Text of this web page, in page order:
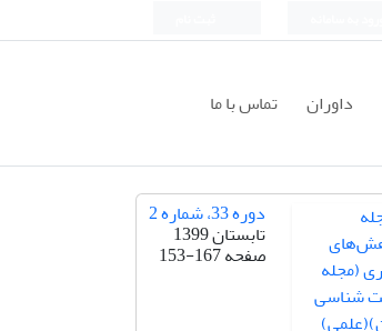
داوران تماس با ما
دوره 33، شماره 2
تابستان 1399
صفحه153-167